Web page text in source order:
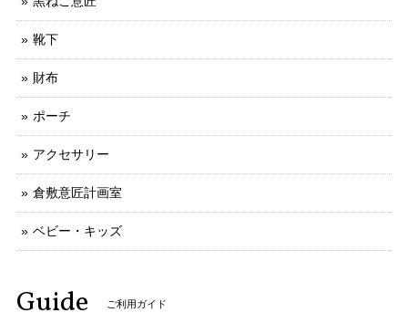
靴下
財布
ポーチ
アクセサリー
倉敷意匠計画室
ベビー・キッズ
Guide ご利用ガイド